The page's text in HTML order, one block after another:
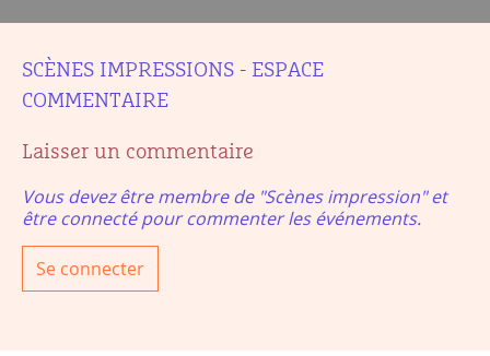
SCÈNES IMPRESSIONS - ESPACE
COMMENTAIRE
Laisser un commentaire
Vous devez être membre de "Scènes impression" et
être connecté pour commenter les événements.
Se connecter